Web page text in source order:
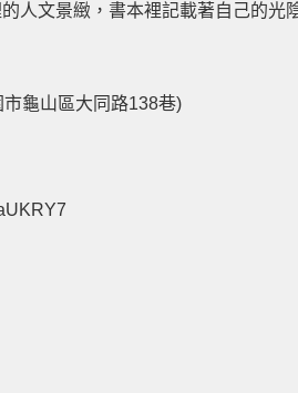
人文景緻，書本裡記載著自己的光
龜山區大同路138巷)